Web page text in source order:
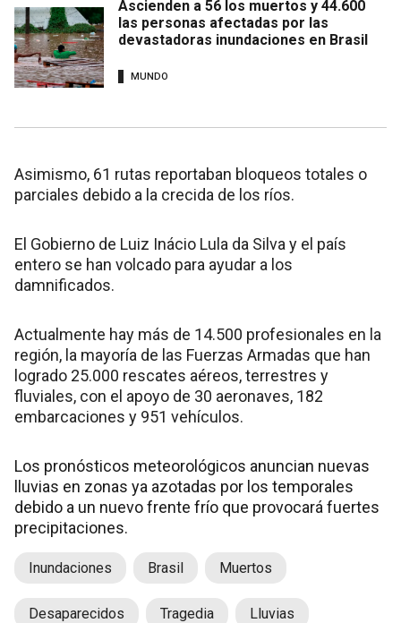
Ascienden a 56 los muertos y 44.600
las personas afectadas por las
devastadoras inundaciones en Brasil
MUNDO
Asimismo, 61 rutas reportaban bloqueos totales o
parciales debido a la crecida de los ríos.
El Gobierno de Luiz Inácio Lula da Silva y el país
entero se han volcado para ayudar a los
damnificados.
Actualmente hay más de 14.500 profesionales en la
región, la mayoría de las Fuerzas Armadas que han
logrado 25.000 rescates aéreos, terrestres y
fluviales, con el apoyo de 30 aeronaves, 182
embarcaciones y 951 vehículos.
Los pronósticos meteorológicos anuncian nuevas
lluvias en zonas ya azotadas por los temporales
debido a un nuevo frente frío que provocará fuertes
precipitaciones.
Inundaciones Brasil Muertos
Desaparecidos Tragedia Lluvias